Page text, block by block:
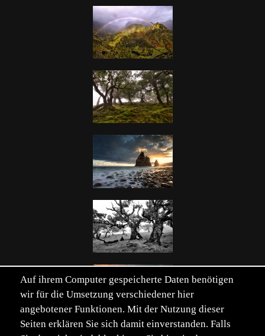
Einträge von 153. Seite 1 von 4.
Auf ihrem Computer gespeicherte Daten benötigen
wir für die Umsetzung verschiedener hier
angebotener Funktionen. Mit der Nutzung dieser
Seiten erklären Sie sich damit einverstanden. Falls